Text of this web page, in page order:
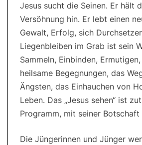
Jesus sucht die Seinen. Er hält
Versöhnung hin. Er lebt einen
Gewalt, Erfolg, sich
Liegenbleiben im Grab ist sein
Sammeln, Einbinden,
heilsame Begegnungen, das
Ängsten, das Einhauchen von
Leben. Das „Jesus sehen“ ist
Programm, mit seiner Botschaft
Die Jüngerinnen und Jünger